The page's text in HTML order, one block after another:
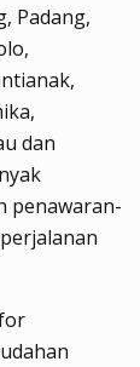
Padang,
dan
penawaran-